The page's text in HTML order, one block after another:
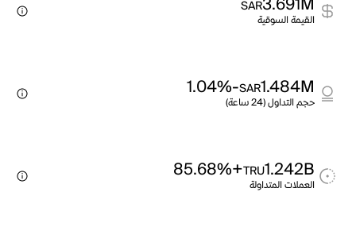
SAR
القيمة السوقية
1.484M
SAR
-1.04%
حجم التداول (24 ساعة)
1.242B
TRU
+85.68%
العملات المتداولة